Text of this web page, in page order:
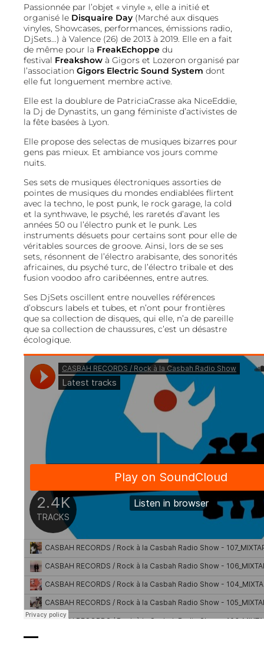
Passionnée par l’objet « vinyle », elle a initié et
organisé le Disquaire Day (Marché aux disques
vinyles, Showcases, performances, émissions radio,
DjSets…) à Valence (26) de 2013 à 2019. Elle en a fait
de même pour la FreakEchoppe du
festival Freakshow à Gigors et Lozeron organisé par
l’association Gigors Electric Sound System dont
elle fut longuement membre active.
Elle est la doublure de PatriciaCrasse aka NiceEddie,
la Dj de Dynastits, un gang féministe d’activistes de
la fête basées à Lyon.
Elle propose des selectas de musiques bizarres pour
gens pas mieux. Et ambiance vos jours comme
nuits.
Ses sets de musiques électroniques assorties de
pointes de musiques du mondes endiablées flirtent
avec la techno, le post punk, le rock garage, la cold
et la synthwave, le psyché, les raretés d’avant les
années 50 ou l’électro punk et le punk. Les
instruments désuets pour certains sont pour elle de
véritables sources de groove. Ainsi, lors de se ses
sets, résonnent de l’électro arabisante, des sonorités
africaines, du psyché turc, de l’électro tribale et des
fusion voodoo afro caribéennes, entre autres.
Ses DjSets oscillent entre nouvelles références
d’obscurs labels et tubes, et n’ont pour frontières
que sa collection de disques, qui elle, n’a de pareille
que sa collection de chaussures, c’est un désastre
écologique.